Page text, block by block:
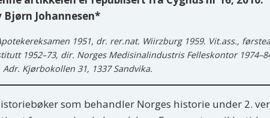
Bjørn Johannesen*
1951, dr. rer.nat. Wiirzburg 1959. Vit.ass.,
1952–73, dir. Norges Medisinalindustris Felleskontor
Adr. Kjørbokollen 31, 1337 Sandvika.
som behandler Norges historie under 2.